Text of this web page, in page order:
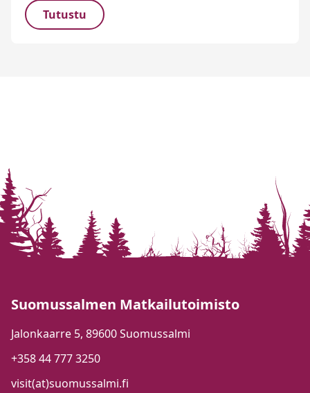
Tutustu
Suomussalmen Matkailutoimisto
Jalonkaarre 5, 89600 Suomussalmi
+358 44 777 3250
visit(at)suomussalmi.fi